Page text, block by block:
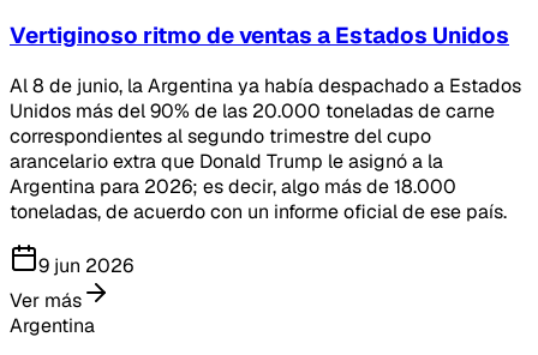
Vertiginoso ritmo de ventas a Estados Unidos
Al 8 de junio, la Argentina ya había despachado a Estados
Unidos más del 90% de las 20.000 toneladas de carne
correspondientes al segundo trimestre del cupo
arancelario extra que Donald Trump le asignó a la
Argentina para 2026; es decir, algo más de 18.000
toneladas, de acuerdo con un informe oficial de ese país.
9 jun 2026
Ver más
Argentina